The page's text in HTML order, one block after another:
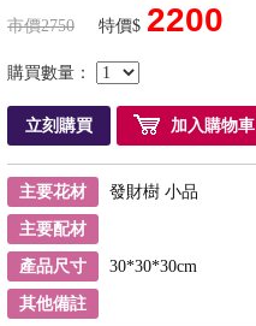
市價2750 特價$ 2200
購買數量：
立刻購買 加入購物車
主要花材 發財樹 小品
主要配材
產品尺寸 30*30*30cm
其他備註